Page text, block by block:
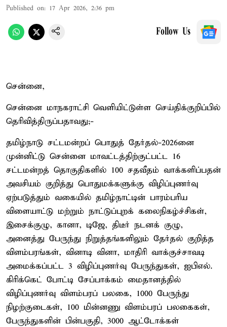
Published on: 17 Apr 2026, 2:36 pm
Follow Us
சென்னை,
சென்னை மாநகராட்சி வெளியிட்டுள்ள செய்திக்குறிப்பில்
தெரிவித்திருப்பதாவது;-
தமிழ்நாடு சட்டமன்றப் பொதுத் தேர்தல்-2026னை
முன்னிட்டு சென்னை மாவட்டத்திற்குட்பட்ட 16
சட்டமன்றத் தொகுதிகளில் 100 சதவீதம் வாக்களிப்பதன்
அவசியம் குறித்து பொதுமக்களுக்கு விழிப்புணர்வு
ஏற்படுத்தும் வகையில் தமிழ்நாட்டின் பாரம்பரிய
விளையாட்டு மற்றும் நாட்டுப்புறக் கலைநிகழ்ச்சிகள்,
இசைக்குழு, கானா, டிஜே, திடீர் நடனக் குழு,
அனைத்து பேருந்து நிறுத்தங்களிலும் தேர்தல் குறித்த
விளம்பரங்கள், வினாடி வினா, மாதிரி வாக்குச்சாவடி
அமைக்கப்பட்ட 3 விழிப்புணர்வு பேருந்துகள், ஐபிஎல்.
கிரிக்கெட் போட்டி சேப்பாக்கம் மைதானத்தில்
விழிப்புணர்வு விளம்பரப் பலகை, 1000 பேருந்து
நிழற்குடைகள், 100 மின்னணு விளம்பரப் பலகைகள்,
பேருந்துகளின் பின்பகுதி, 3000 ஆட்டோக்கள்